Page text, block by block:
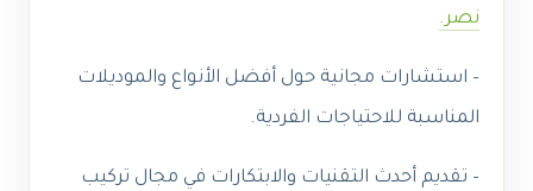
نصر.
– استشارات مجانية حول أفضل الأنواع والموديلات
المناسبة للاحتياجات الفردية.
– تقديم أحدث التقنيات والابتكارات في مجال تركيب